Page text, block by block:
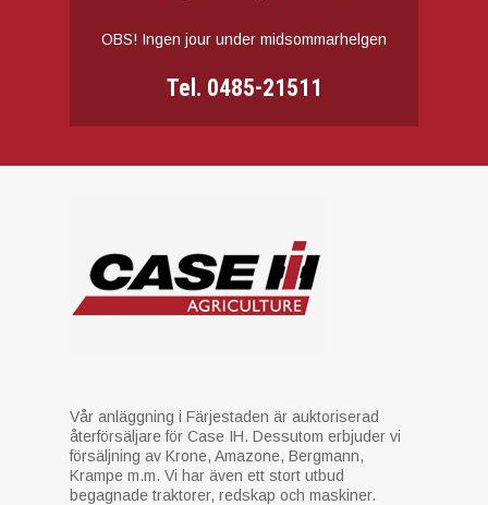
OBS! Ingen jour under midsommarhelgen
Tel. 0485-21511
Vår anläggning i Färjestaden är auktoriserad
återförsäljare för Case IH. Dessutom erbjuder vi
försäljning av Krone, Amazone, Bergmann,
Krampe m.m. Vi har även ett stort utbud
begagnade traktorer, redskap och maskiner.